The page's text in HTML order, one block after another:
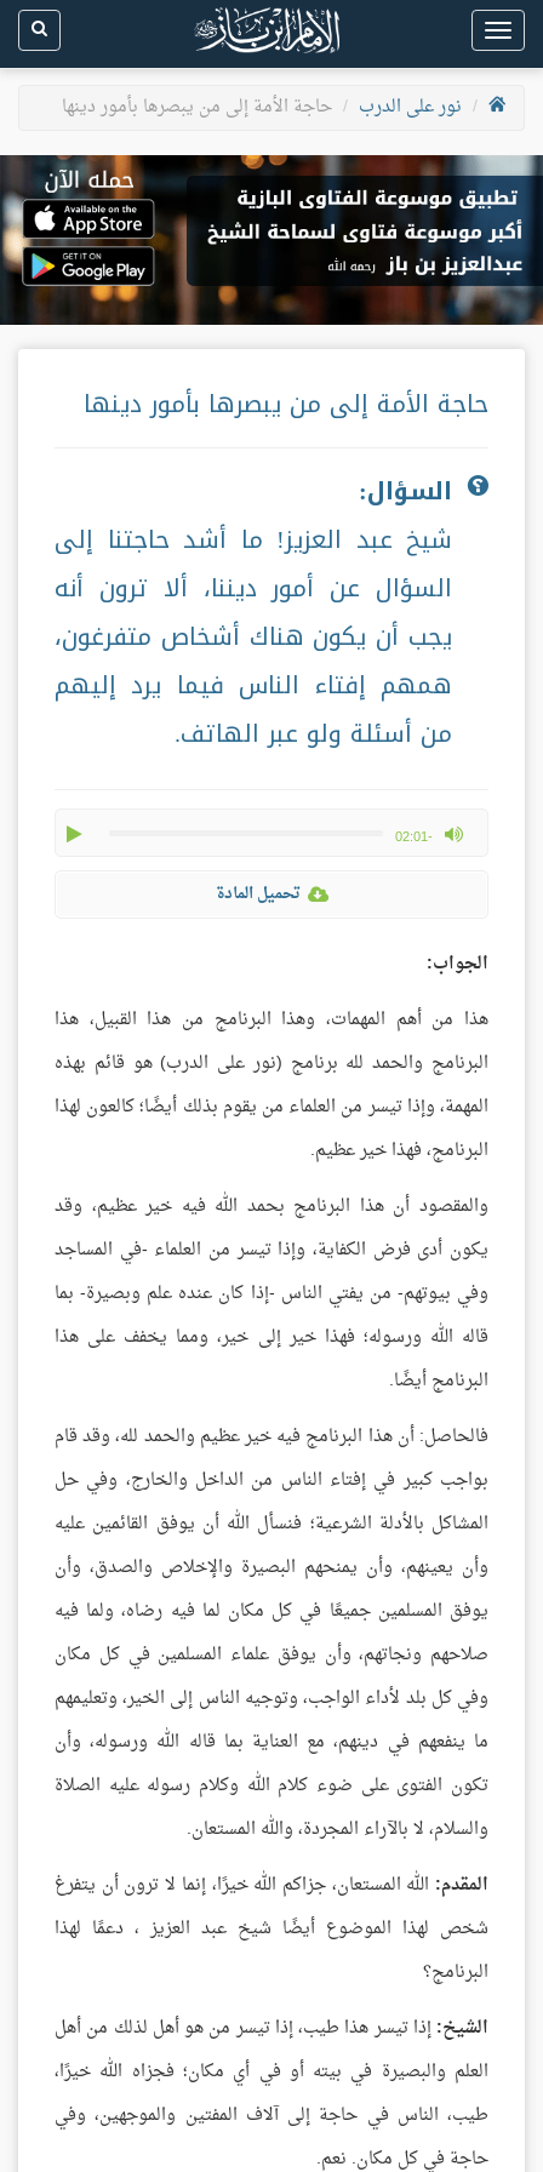
Toggle
navigation
نور على الدرب
حاجة الأمة إلى من يبصرها بأمور دينها
حاجة الأمة إلى من يبصرها بأمور دينها
السؤال:
شيخ عبد العزيز! ما أشد حاجتنا إلى
السؤال عن أمور ديننا، ألا ترون أنه
يجب أن يكون هناك أشخاص متفرغون،
همهم إفتاء الناس فيما يرد إليهم
من أسئلة ولو عبر الهاتف.
-02:01
max volume
تحميل المادة
الجواب:
هذا من أهم المهمات، وهذا البرنامج من هذا القبيل، هذا
البرنامج والحمد لله برنامج (نور على الدرب) هو قائم بهذه
المهمة، وإذا تيسر من العلماء من يقوم بذلك أيضًا؛ كالعون لهذا
البرنامج، فهذا خير عظيم.
والمقصود أن هذا البرنامج بحمد الله فيه خير عظيم، وقد
يكون أدى فرض الكفاية، وإذا تيسر من العلماء -في المساجد
وفي بيوتهم- من يفتي الناس -إذا كان عنده علم وبصيرة- بما
قاله الله ورسوله؛ فهذا خير إلى خير، ومما يخفف على هذا
البرنامج أيضًا.
فالحاصل: أن هذا البرنامج فيه خير عظيم والحمد لله، وقد قام
بواجب كبير في إفتاء الناس من الداخل والخارج، وفي حل
المشاكل بالأدلة الشرعية؛ فنسأل الله أن يوفق القائمين عليه
وأن يعينهم، وأن يمنحهم البصيرة والإخلاص والصدق، وأن
يوفق المسلمين جميعًا في كل مكان لما فيه رضاه، ولما فيه
صلاحهم ونجاتهم، وأن يوفق علماء المسلمين في كل مكان
وفي كل بلد لأداء الواجب، وتوجيه الناس إلى الخير، وتعليمهم
ما ينفعهم في دينهم، مع العناية بما قاله الله ورسوله، وأن
تكون الفتوى على ضوء كلام الله وكلام رسوله عليه الصلاة
والسلام، لا بالآراء المجردة، والله المستعان.
المقدم: الله المستعان، جزاكم الله خيرًا، إنما لا ترون أن يتفرغ
شخص لهذا الموضوع أيضًا شيخ عبد العزيز ، دعمًا لهذا
البرنامج؟
الشيخ:إذا تيسر هذا طيب، إذا تيسر من هو أهل لذلك من أهل
العلم والبصيرة في بيته أو في أي مكان؛ فجزاه الله خيرًا،
طيب، الناس في حاجة إلى آلاف المفتين والموجهين، وفي
حاجة في كل مكان. نعم.